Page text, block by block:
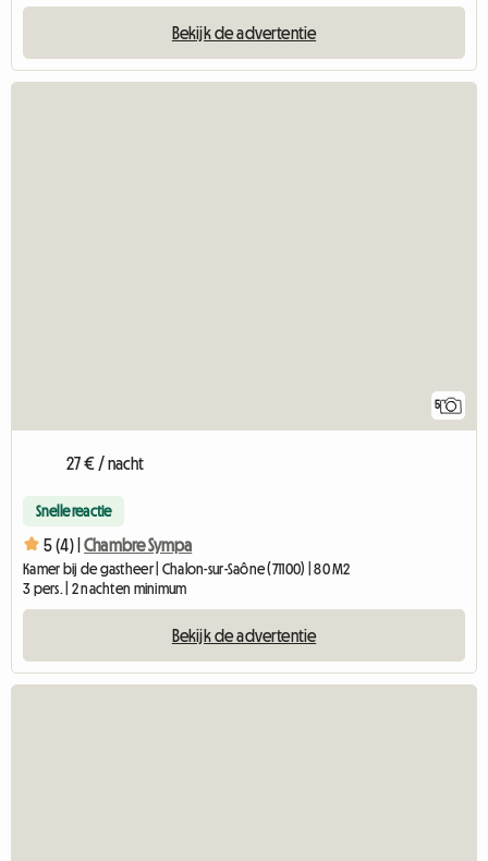
Bekijk de advertentie
5
27 € / nacht
Snelle reactie
5 (4) | Chambre Sympa
Kamer bij de gastheer | Chalon-sur-Saône (71100) | 80 M2
3 pers. | 2 nachten minimum
Bekijk de advertentie